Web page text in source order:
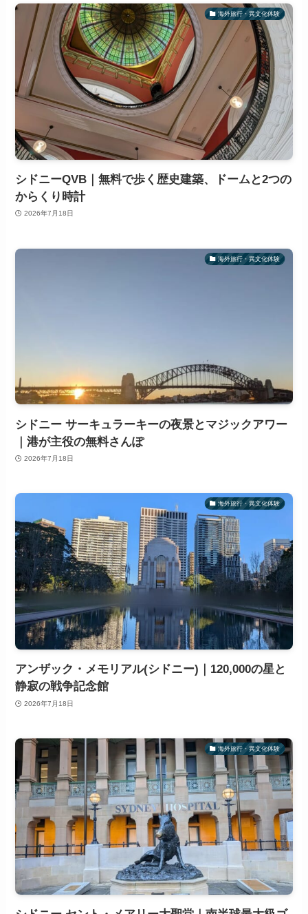
海外旅行・異文化体験
シドニーQVB｜無料で歩く歴史建築、ドームと2つの
からくり時計
2026年7月18日
海外旅行・異文化体験
シドニー サーキュラーキーの夜景とマジックアワー
｜港が主役の無料さんぽ
2026年7月18日
海外旅行・異文化体験
アンザック・メモリアル(シドニー)｜120,000の星と
静寂の戦争記念館
2026年7月18日
海外旅行・異文化体験